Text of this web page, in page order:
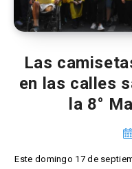
Las
en las calles
la 8°
Este domingo 17 de